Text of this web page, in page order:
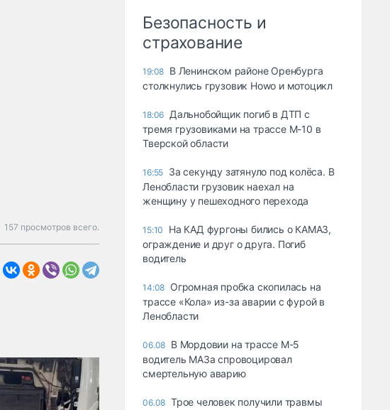
157 просмотров всего.
Безопасность и
страхование
19:08 В Ленинском районе Оренбурга
столкнулись грузовик Howo и мотоцикл
18:06 Дальнобойщик погиб в ДТП с
тремя грузовиками на трассе М-10 в
Тверской области
16:55 За секунду затянуло под колёса. В
Ленобласти грузовик наехал на
женщину у пешеходного перехода
15:10
На КАД фургоны бились о КАМАЗ,
ограждение и друг о друга. Погиб
водитель
14:08 Огромная пробка скопилась на
трассе «Кола» из-за аварии с фурой в
Ленобласти
06.08 В Мордовии на трассе М-5
водитель МАЗа спровоцировал
смертельную аварию
06.08 Трое человек получили травмы